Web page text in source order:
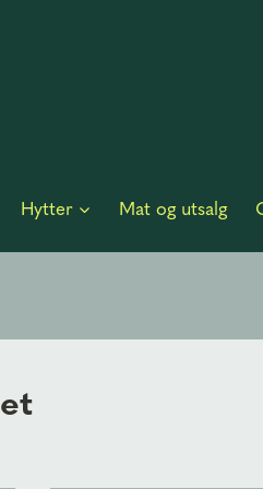
Hytter Mat og utsalg